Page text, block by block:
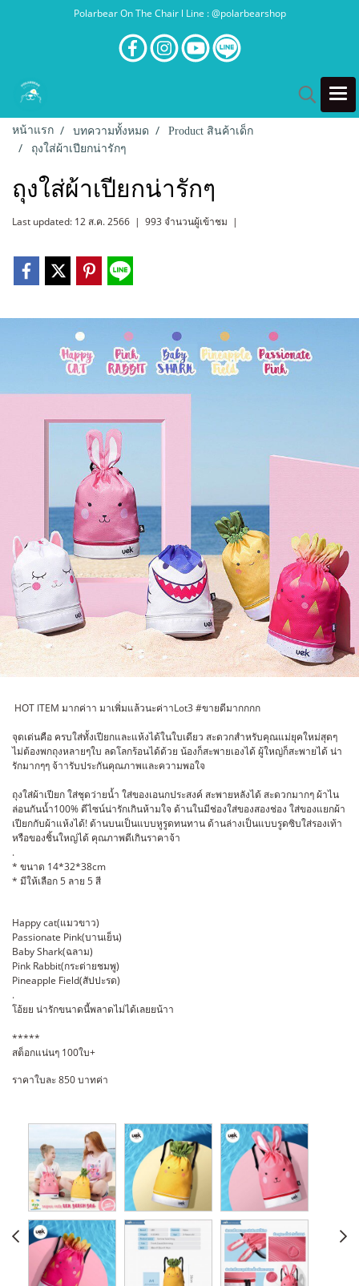
Polarbear On The Chair l Line : @polarbearshop
หน้าแรก บทความทั้งหมด
Product สินค้าเด็ก
ถุงใส่ผ้าเปียกน่ารักๆ
ถุงใส่ผ้าเปียกน่ารักๆ
Last updated: 12 ส.ค. 2566 | 993 จำนวนผู้เข้าชม |
HOT ITEM มากค่าา มาเพิ่มแล้วนะค่าาLot3 #ขายดีมากกกก
จุดเด่นคือ ครบใส่ทั้งเปียกและแห้งได้ในใบเดียว สะดวกสำหรับคุณแม่ยุคใหม่สุดๆ
ไม่ต้องพกถุงหลายๆใบ ลดโลกร้อนได้ด้วย น้องก็สะพายเองได้ ผู้ใหญ่ก็สะพายได้ น่า
รักมากๆๆ จ้าารับประกันคุณภาพและความพอใจ
ถุงใส่ผ้าเปียก ใส่ชุดว่ายน้ำ ใส่ของเอนกประสงค์ สะพายหลังได้ สะดวกมากๆ ผ้าไน
ล่อนกันน้ำ100% ดีไซน์น่ารักเกินห้ามใจ ด้านในมีช่องใส่ของสองช่อง ใส่ของแยกผ้า
เปียกกับผ้าแห้งได้! ด้านบนเป็นแบบหูรูดทนทาน ด้านล่างเป็นแบบรูดซิบใส่รองเท้า
หรือของชิ้นใหญ่ได้ คุณภาพดีเกินราคาจ้า
.
* ขนาด 14*32*38cm
* มีให้เลือก 5 ลาย 5 สี
Happy cat(แมวขาว)
Passionate Pink(บานเย็น)
Baby Shark(ฉลาม)
Pink Rabbit(กระต่ายชมพู)
Pineapple Field(สัปปะรด)
.
โอ้ยย น่ารักขนาดนี้พลาดไม่ได้เลยยน้าา
*****
สต็อกแน่นๆ 100ใบ+
ราคาใบละ 850 บาทค่า